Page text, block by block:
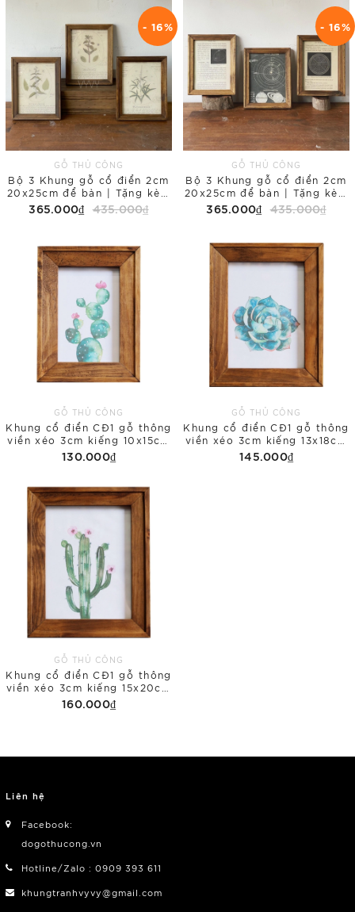
- 16%
GỖ THỦ CÔNG
Bộ 3 Khung gỗ cổ điển 2cm
20x25cm để bàn | Tặng kèm
tranh in Floral
365.000₫ 435.000₫
- 16%
GỖ THỦ CÔNG
Bộ 3 Khung gỗ cổ điển 2cm
20x25cm để bàn | Tặng kèm
tranh in Galaxy
365.000₫ 435.000₫
GỖ THỦ CÔNG
Khung cổ điển CĐ1 gỗ thông
viền xéo 3cm kiếng 10x15cm
để bàn
130.000₫
GỖ THỦ CÔNG
Khung cổ điển CĐ1 gỗ thông
viền xéo 3cm kiếng 13x18cm
để bàn
145.000₫
GỖ THỦ CÔNG
Khung cổ điển CĐ1 gỗ thông
viền xéo 3cm kiếng 15x20cm
để bàn
160.000₫
Liên hệ
Facebook:
dogothucong.vn
Hotline/Zalo : 0909 393 611
khungtranhvyvy@gmail.com